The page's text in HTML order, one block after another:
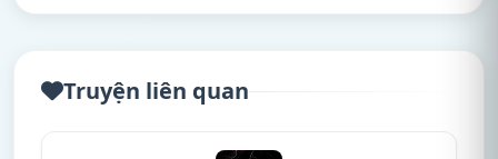
Truyện liên quan